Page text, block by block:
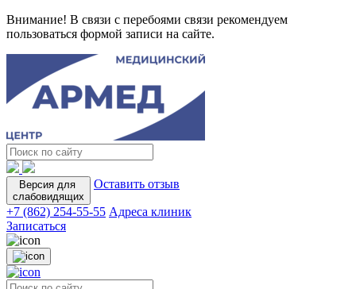
Внимание! В связи с перебоями связи рекомендуем
пользоваться формой записи на сайте.
Версия для
слабовидящих
Оставить отзыв
+7 (862) 254-55-55 Адреса клиник
Записаться